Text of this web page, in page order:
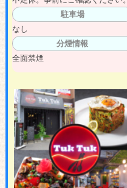
駐車場
なし
分煙情報
全面禁煙